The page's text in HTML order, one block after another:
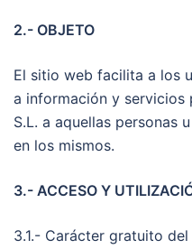
2.- OBJETO
El sitio web facilita a los
a información y servicios
S.L. a aquellas personas
en los mismos.
3.- ACCESO Y
3.1.- Carácter gratuito